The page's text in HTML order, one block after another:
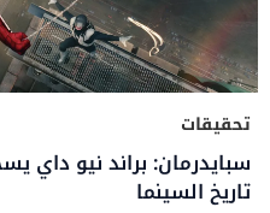
تحقيقات
سبايدرمان: براند نيو داي
تاريخ السينما